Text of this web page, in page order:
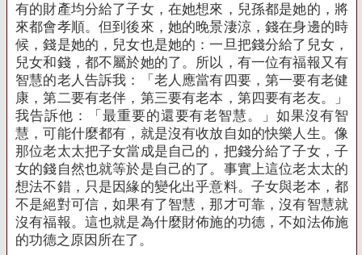
有的財產均分給了子女，在她想來，兒孫都是她的，將
來都會孝順。但到後來，她的晚景淒涼，錢在身邊的時
候，錢是她的，兒女也是她的：一旦把錢分給了兒女，
兒女和錢，都不屬於她的了。所以，有一位有福報又有
智慧的老人告訴我：「老人應當有四要，第一要有老健
康，第二要有老伴，第三要有老本，第四要有老友。」
我告訴他：「最重要的還要有老智慧。」如果沒有智
慧，可能什麼都有，就是沒有收放自如的快樂人生。像
那位老太太把子女當成是自己的，把錢分給了子女，子
女的錢自然也就等於是自己的了。事實上這位老太太的
想法不錯，只是因緣的變化出乎意料。子女與老本，都
不是絕對可信，如果有了智慧，那才可靠，沒有智慧就
沒有福報。這也就是為什麼財佈施的功德，不如法佈施
的功德之原因所在了。